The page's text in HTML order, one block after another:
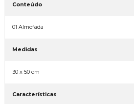
Conteúdo
01 Almofada
Medidas
30 x 50 cm
Características